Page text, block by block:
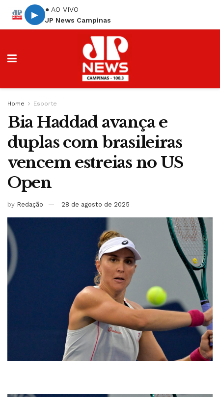
▶
● AO VIVO
JP News Campinas
Home Esporte
Bia Haddad avança e
duplas com brasileiras
vencem estreias no US
Open
by Redação 28 de agosto de 2025